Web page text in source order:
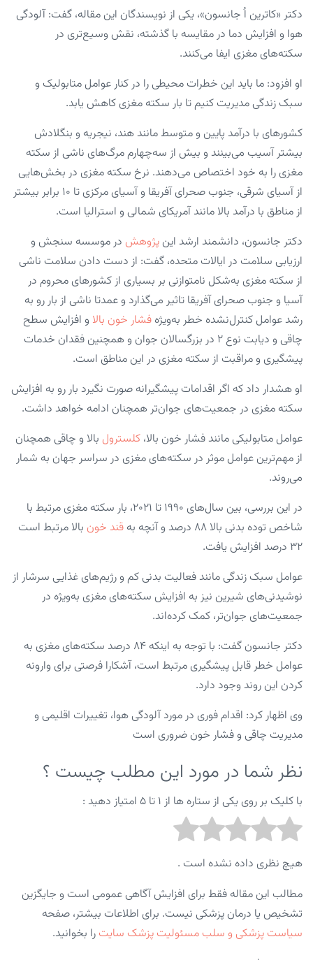
دکتر «کاترین اُ جانسون»، یکی از نویسندگان این مقاله، گفت: آلودگی
هوا و افزایش دما در مقایسه با گذشته، نقش وسیع‌تری در
سکته‌های مغزی ایفا می‌کنند.
او افزود: ما باید این خطرات محیطی را در کنار عوامل متابولیک و
سبک زندگی مدیریت کنیم تا بار سکته مغزی کاهش یابد.
کشورهای با درآمد پایین و متوسط مانند هند، نیجریه و بنگلادش
بیشتر آسیب می‌بینند و بیش از سه‌چهارم مرگ‌های ناشی از سکته
مغزی را به خود اختصاص می‌دهند. نرخ سکته مغزی در بخش‌هایی
از آسیای شرقی، جنوب صحرای آفریقا و آسیای مرکزی تا ۱۰ برابر بیشتر
از مناطق با درآمد بالا مانند آمریکای شمالی و استرالیا است.
دکتر جانسون، دانشمند ارشد این پژوهش در موسسه سنجش و
ارزیابی سلامت در ایالات متحده، گفت: از دست دادن سلامت ناشی
از سکته مغزی به‌شکل نامتوازنی بر بسیاری از کشورهای محروم در
آسیا و جنوب صحرای آفریقا تاثیر می‌گذارد و عمدتا ناشی از بار رو به
رشد عوامل کنترل‌نشده خطر به‌ویژه فشار خون بالا و افزایش سطح
چاقی و دیابت نوع ۲ در بزرگسالان جوان و همچنین فقدان خدمات
پیشگیری و مراقبت از سکته مغزی در این مناطق است.
او هشدار داد که اگر اقدامات پیشگیرانه صورت نگیرد بار رو به افزایش
سکته مغزی در جمعیت‌های جوان‌تر همچنان ادامه خواهد داشت.
عوامل متابولیکی مانند فشار خون بالا، کلسترول بالا و چاقی همچنان
از مهم‌ترین عوامل موثر در سکته‌های مغزی در سراسر جهان به شمار
می‌روند.
در این بررسی، بین سال‌های ۱۹۹۰ تا ۲۰۲۱، بار سکته مغزی مرتبط با
شاخص توده بدنی بالا ۸۸ درصد و آنچه به
قند خون بالا مرتبط است
۳۲ درصد افزایش یافت.
عوامل سبک زندگی مانند فعالیت بدنی کم و رژیم‌های غذایی سرشار از
نوشیدنی‌های شیرین نیز به افزایش سکته‌های مغزی به‌ویژه در
جمعیت‌های جوان‌تر، کمک کرده‌اند.
دکتر جانسون گفت: با توجه به اینکه ۸۴ درصد سکته‌های مغزی به
عوامل خطر قابل پیشگیری مرتبط است، آشکارا فرصتی برای وارونه
کردن این روند وجود دارد.
وی اظهار کرد: اقدام فوری در مورد آلودگی هوا، تغییرات اقلیمی و
مدیریت چاقی و فشار خون ضروری است
نظر شما در مورد این مطلب چیست ؟
با کلیک بر روی یکی از ستاره ها از ۱ تا ۵ امتیاز دهید :
هیچ نظری داده نشده است .
مطالب این مقاله فقط برای افزایش آگاهی عمومی است و جایگزین
تشخیص یا درمان پزشکی نیست. برای اطلاعات بیشتر، صفحه
سیاست پزشکی و سلب مسئولیت پزشک سایت را بخوانید.